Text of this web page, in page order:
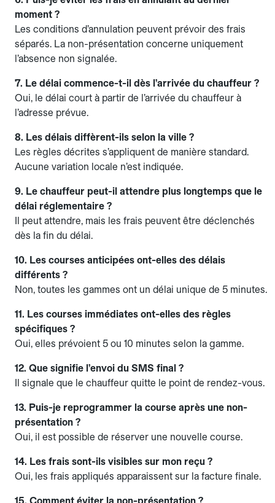
moment ?
Les conditions d’annulation peuvent prévoir des frais
séparés. La non-présentation concerne uniquement
l’absence non signalée.
7. Le délai commence-t-il dès l’arrivée du chauffeur ?
Oui, le délai court à partir de l’arrivée du chauffeur à
l’adresse prévue.
8. Les délais diffèrent-ils selon la ville ?
Les règles décrites s’appliquent de manière standard.
Aucune variation locale n’est indiquée.
9. Le chauffeur peut-il attendre plus longtemps que le
délai réglementaire ?
Il peut attendre, mais les frais peuvent être déclenchés
dès la fin du délai.
10. Les courses anticipées ont-elles des délais
différents ?
Non, toutes les gammes ont un délai unique de 5 minutes.
11. Les courses immédiates ont-elles des règles
spécifiques ?
Oui, elles prévoient 5 ou 10 minutes selon la gamme.
12. Que signifie l’envoi du SMS final ?
Il signale que le chauffeur quitte le point de rendez-vous.
13. Puis-je reprogrammer la course après une non-
présentation ?
Oui, il est possible de réserver une nouvelle course.
14. Les frais sont-ils visibles sur mon reçu ?
Oui, les frais appliqués apparaissent sur la facture finale.